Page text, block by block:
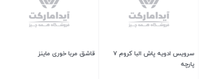
قاشق مربا خوری ماینز تارت سرامیکی دسته دار